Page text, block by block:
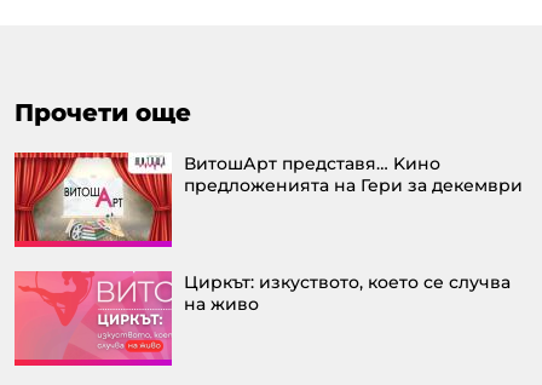
Прочети още
ВитошАрт представя… Kино
предложенията на Гери за декември
Циркът: изкуството, което се случва
на живо